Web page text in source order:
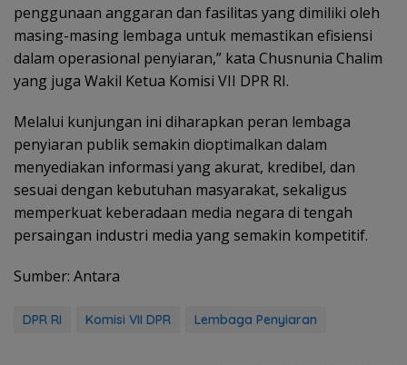
penggunaan anggaran dan fasilitas yang dimiliki oleh
masing-masing lembaga untuk memastikan efisiensi
dalam operasional penyiaran,” kata Chusnunia Chalim
yang juga Wakil Ketua Komisi VII DPR RI.
Melalui kunjungan ini diharapkan peran lembaga
penyiaran publik semakin dioptimalkan dalam
menyediakan informasi yang akurat, kredibel, dan
sesuai dengan kebutuhan masyarakat, sekaligus
memperkuat keberadaan media negara di tengah
persaingan industri media yang semakin kompetitif.
Sumber: Antara
DPR RI Komisi VII DPR Lembaga Penyiaran